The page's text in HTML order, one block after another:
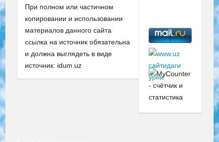
При полном или частичном
копировании и использовании
материалов данного сайта
ссылка на источник обязательна
и должна выглядеть в виде
источник: idum.uz